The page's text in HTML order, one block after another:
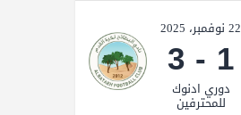
22 نوفمبر، 2025
1
-
3
دوري ادنوك
للمحترفين